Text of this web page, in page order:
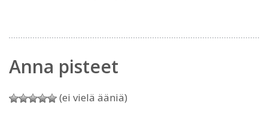
Anna pisteet
(ei vielä ääniä)